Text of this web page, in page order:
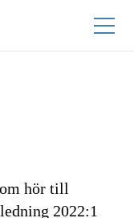
hör till
2022:1